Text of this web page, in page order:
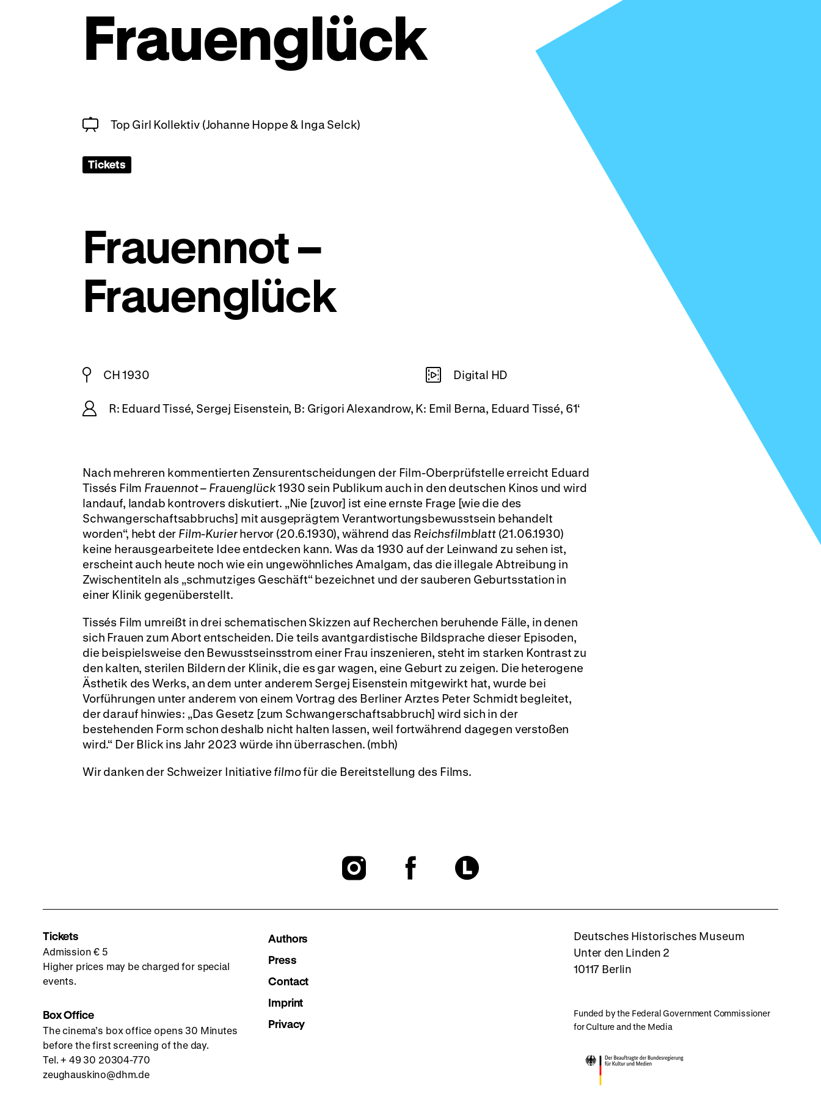
Frauenglück
Top Girl Kollektiv (Johanne Hoppe & Inga Selck)
Tickets
Frauennot –
Frauenglück
CH 1930 Digital HD
R: Eduard Tissé, Sergej Eisenstein, B: Grigori Alexandrow, K: Emil Berna, Eduard Tissé, 61‘
Nach mehreren kommentierten Zensurentscheidungen der Film-Oberprüfstelle erreicht Eduard
Tissés Film Frauennot – Frauenglück1930 sein Publikum auch in den deutschen Kinos und wird
landauf, landab kontrovers diskutiert. „Nie [zuvor] ist eine ernste Frage [wie die des
Schwangerschaftsabbruchs] mit ausgeprägtem Verantwortungsbewusstsein behandelt
worden“, hebt der Film-Kurierhervor (20.6.1930), während das Reichsfilmblatt(21.06.1930)
keine herausgearbeitete Idee entdecken kann. Was da 1930 auf der Leinwand zu sehen ist,
erscheint auch heute noch wie ein ungewöhnliches Amalgam, das die illegale Abtreibung in
Zwischentiteln als „schmutziges Geschäft“ bezeichnet und der sauberen Geburtsstation in
einer Klinik gegenüberstellt.
Tissés Film umreißt in drei schematischen Skizzen auf Recherchen beruhende Fälle, in denen
sich Frauen zum Abort entscheiden. Die teils avantgardistische Bildsprache dieser Episoden,
die beispielsweise den Bewusstseinsstrom einer Frau inszenieren, steht im starken Kontrast zu
den kalten, sterilen Bildern der Klinik, die es gar wagen, eine Geburt zu zeigen. Die heterogene
Ästhetik des Werks, an dem unter anderem Sergej Eisenstein mitgewirkt hat, wurde bei
Vorführungen unter anderem von einem Vortrag des Berliner Arztes Peter Schmidt begleitet,
der darauf hinwies: „Das Gesetz [zum Schwangerschaftsabbruch] wird sich in der
bestehenden Form schon deshalb nicht halten lassen, weil fortwährend dagegen verstoßen
wird.“ Der Blick ins Jahr 2023 würde ihn überraschen. (mbh)
Wir danken der Schweizer Initiative filmofür die Bereitstellung des Films.
To
To
To
Letterboxd
Tickets
Admission € 5
Higher prices may be charged for special
events.
Box Office
The cinema’s box office opens 30 Minutes
before the first screening of the day.
Tel. + 49 30 20304-770
zeughauskino@dhm.de
Authors
Press
Contact
Imprint
Privacy
Deutsches Historisches Museum
Unter den Linden 2
10117 Berlin
Funded by the Federal Government Commissioner
for Culture and the Media